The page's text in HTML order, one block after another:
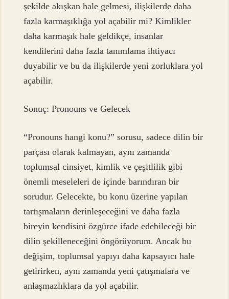
şekilde akışkan hale gelmesi, ilişkilerde daha
fazla karmaşıklığa yol açabilir mi? Kimlikler
daha karmaşık hale geldikçe, insanlar
kendilerini daha fazla tanımlama ihtiyacı
duyabilir ve bu da ilişkilerde yeni zorluklara yol
açabilir.
Sonuç: Pronouns ve Gelecek
“Pronouns hangi konu?” sorusu, sadece dilin bir
parçası olarak kalmayan, aynı zamanda
toplumsal cinsiyet, kimlik ve çeşitlilik gibi
önemli meseleleri de içinde barındıran bir
sorudur. Gelecekte, bu konu üzerine yapılan
tartışmaların derinleşeceğini ve daha fazla
bireyin kendisini özgürce ifade edebileceği bir
dilin şekilleneceğini öngörüyorum. Ancak bu
değişim, toplumsal yapıyı daha kapsayıcı hale
getirirken, aynı zamanda yeni çatışmalara ve
anlaşmazlıklara da yol açabilir.